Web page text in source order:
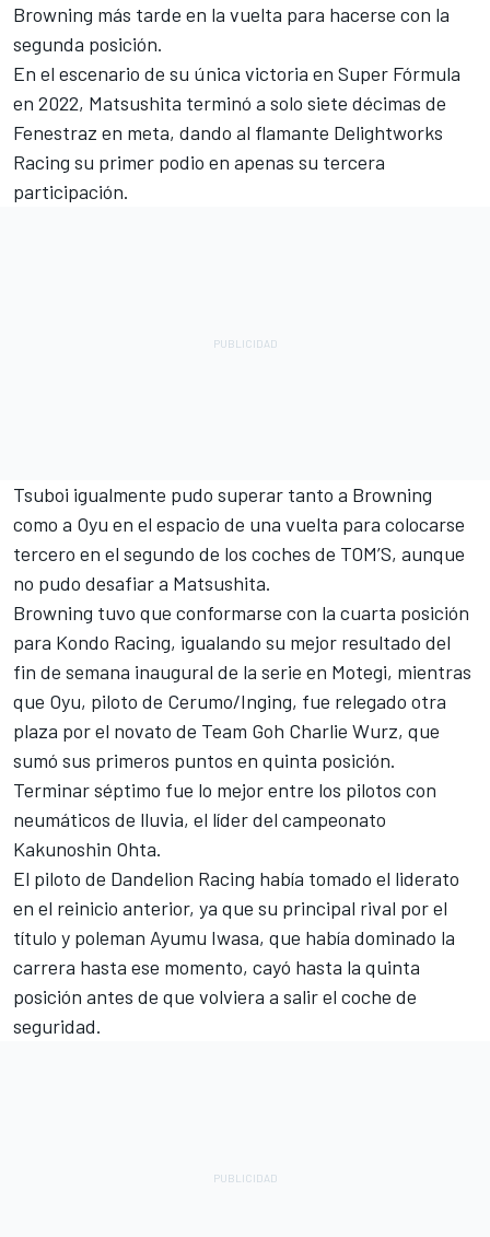
Browning más tarde en la vuelta para hacerse con la
segunda posición.
En el escenario de su única victoria en Super Fórmula
en 2022, Matsushita terminó a solo siete décimas de
Fenestraz en meta, dando al flamante Delightworks
Racing su primer podio en apenas su tercera
participación.
Tsuboi igualmente pudo superar tanto a Browning
como a Oyu en el espacio de una vuelta para colocarse
tercero en el segundo de los coches de TOM’S, aunque
no pudo desafiar a Matsushita.
Browning tuvo que conformarse con la cuarta posición
para Kondo Racing, igualando su mejor resultado del
fin de semana inaugural de la serie en Motegi, mientras
que Oyu, piloto de Cerumo/Inging, fue relegado otra
plaza por el novato de Team Goh Charlie Wurz, que
sumó sus primeros puntos en quinta posición.
Terminar séptimo fue lo mejor entre los pilotos con
neumáticos de lluvia, el líder del campeonato
Kakunoshin Ohta.
El piloto de Dandelion Racing había tomado el liderato
en el reinicio anterior, ya que su principal rival por el
título y poleman Ayumu Iwasa, que había dominado la
carrera hasta ese momento, cayó hasta la quinta
posición antes de que volviera a salir el coche de
seguridad.